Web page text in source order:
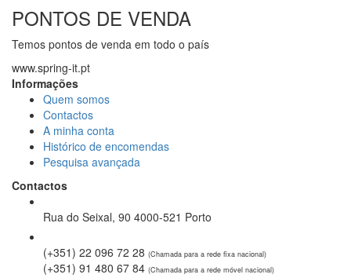
PONTOS DE VENDA
Temos pontos de venda em todo o país
www.spring-it.pt
Informações
Quem somos
Contactos
A minha conta
Histórico de encomendas
Pesquisa avançada
Contactos
Rua do Seixal, 90 4000-521 Porto
(+351) 22 096 72 28 (Chamada para a rede fixa nacional)
(+351) 91 480 67 84 (Chamada para a rede móvel nacional)